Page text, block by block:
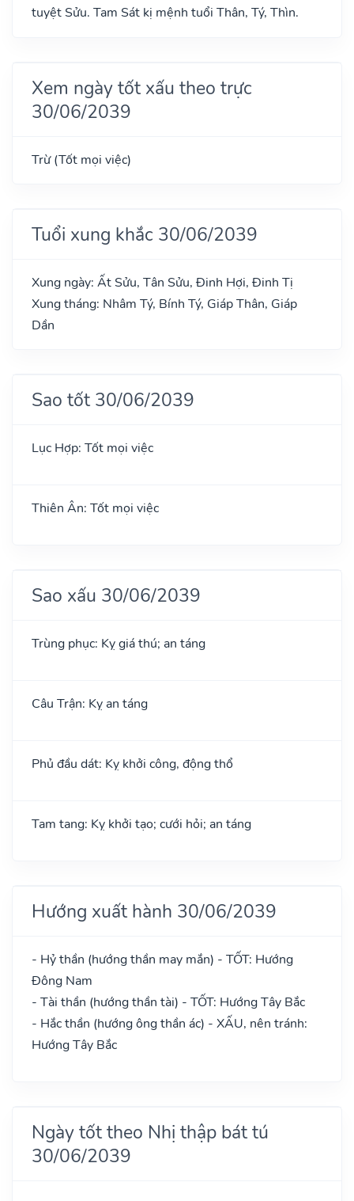
tuyệt Sửu. Tam Sát kị mệnh tuổi Thân, Tý, Thìn.
Xem ngày tốt xấu theo trực
30/06/2039
Trừ (Tốt mọi việc)
Tuổi xung khắc 30/06/2039
Xung ngày: Ất Sửu, Tân Sửu, Đinh Hợi, Đinh Tị
Xung tháng: Nhâm Tý, Bính Tý, Giáp Thân, Giáp
Dần
Sao tốt 30/06/2039
Lục Hợp: Tốt mọi việc
Thiên Ân: Tốt mọi việc
Sao xấu 30/06/2039
Trùng phục: Kỵ giá thú; an táng
Câu Trận: Kỵ an táng
Phủ đầu dát: Kỵ khởi công, động thổ
Tam tang: Kỵ khởi tạo; cưới hỏi; an táng
Hướng xuất hành 30/06/2039
- Hỷ thần (hướng thần may mắn) - TỐT: Hướng
Đông Nam
- Tài thần (hướng thần tài) - TỐT: Hướng Tây Bắc
- Hắc thần (hướng ông thần ác) - XẤU, nên tránh:
Hướng Tây Bắc
Ngày tốt theo Nhị thập bát tú
30/06/2039